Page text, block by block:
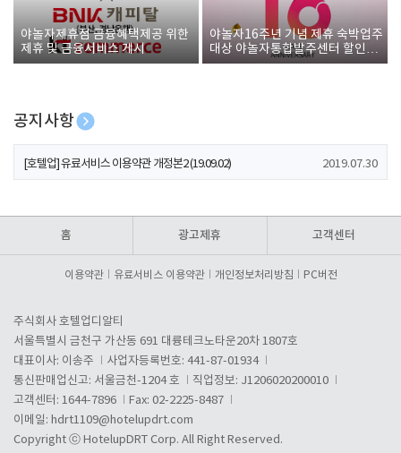
야놀자제휴점 금융혜택제공 위한
제휴 및 금융서비스 게시
야놀자16주년 기념 제휴 숙박업주
대상 야놀자통합발주센터 할인쿠
폰 증정
공지사항
[호텔업] 개인정보 처리방침 개정본1 (19.09.02)
[호텔업] 유료서비스 이용약관 개정본2 (19.09.02) 2019.07.30
홈 광고제휴 고객센터
이용약관 유료서비스 이용약관 개인정보처리방침 PC버전
주식회사 호텔업디알티
서울특별시 금천구 가산동 691 대륭테크노타운20차 1807호
대표이사: 이송주
사업자등록번호: 441-87-01934
통신판매업신고: 서울금천-1204 호
직업정보: J1206020200010
고객센터: 1644-7896
Fax: 02-2225-8487
이메일: hdrt1109@hotelupdrt.com
Copyright ⓒ HotelupDRT Corp. All Right Reserved.